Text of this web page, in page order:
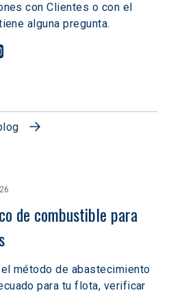
con Clientes o con el
alguna pregunta.
de combustible para
método de abastecimiento
para tu flota, verificar